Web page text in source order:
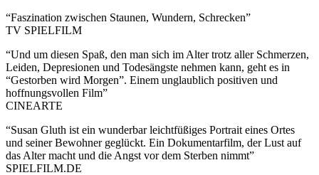
“Faszination zwischen Staunen, Wundern, Schrecken”
TV SPIELFILM
“Und um diesen Spaß, den man sich im Alter trotz aller Schmerzen,
Leiden, Depresionen und Todesängste nehmen kann, geht es in
“Gestorben wird Morgen”. Einem unglaublich positiven und
hoffnungsvollen Film”
CINEARTE
“Susan Gluth ist ein wunderbar leichtfüßiges Portrait eines Ortes
und seiner Bewohner geglückt. Ein Dokumentarfilm, der Lust auf
das Alter macht und die Angst vor dem Sterben nimmt”
SPIELFILM.DE